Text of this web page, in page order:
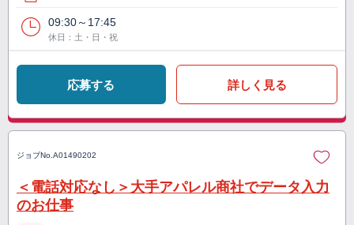
09:30～17:45
休日：土・日・祝
応募する 詳しく見る
ジョブNo. A01490202
＜電話対応なし＞大手アパレル商社でデータ入力
のお仕事